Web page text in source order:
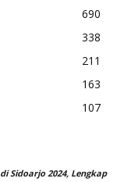
690
338
211
163
107
Sidoarjo 2024, Lengkap